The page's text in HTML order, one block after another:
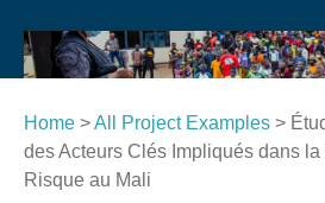
Home >All Project Examples >
des Acteurs Clés Impliqués dans
Risque au Mali